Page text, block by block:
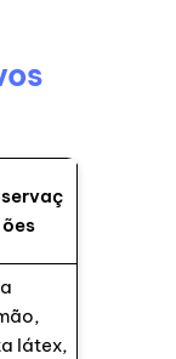
ões
látex,